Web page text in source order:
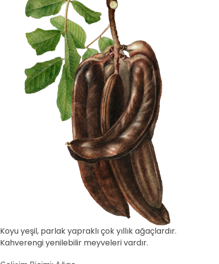
Koyu yeşil, parlak yapraklı çok yıllık ağaçlardır.
Kahverengi yenilebilir meyveleri vardır.